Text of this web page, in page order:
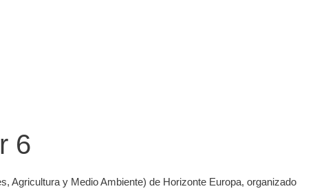
6
Agricultura y Medio Ambiente) de Horizonte Europa, organizado